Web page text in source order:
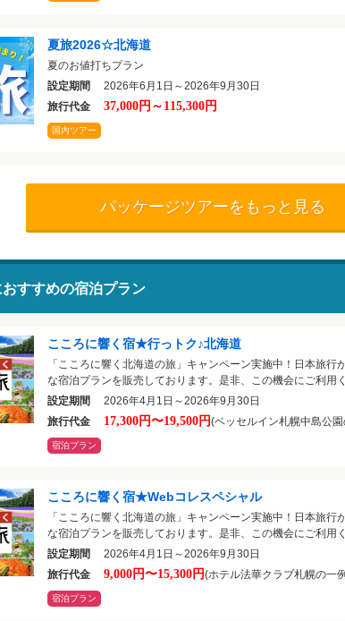
夏旅2026☆北海道
夏のお値打ちプラン
設定期間 2026年6月1日～2026年9月30日
旅行代金
37,000円～115,300円
国内ツアー
パッケージツアーをもっと見る
すすめの宿泊プラン
こころに響く宿★行っトク♪北海道
「こころに響く北海道の旅」キャンペーン実施中！日本旅行
な宿泊プランを販売しております。是非、この機会にご利用く
設定期間 2026年4月1日～2026年9月30日
旅行代金
17,300円〜19,500円(ベッセルイン札幌中島公
宿泊プラン
こころに響く宿★Webコレスペシャル
「こころに響く北海道の旅」キャンペーン実施中！日本旅行
な宿泊プランを販売しております。是非、この機会にご利用く
設定期間 2026年4月1日～2026年9月30日
旅行代金
9,000円〜15,300円(ホテル法華クラブ札幌の一
宿泊プラン